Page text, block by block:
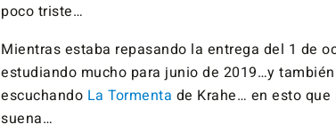
poco triste…
Mientras estaba repasando la entrega del 1 de
estudiando mucho para junio de 2019…y
escuchando La Tormenta de Krahe… en esto
suena…